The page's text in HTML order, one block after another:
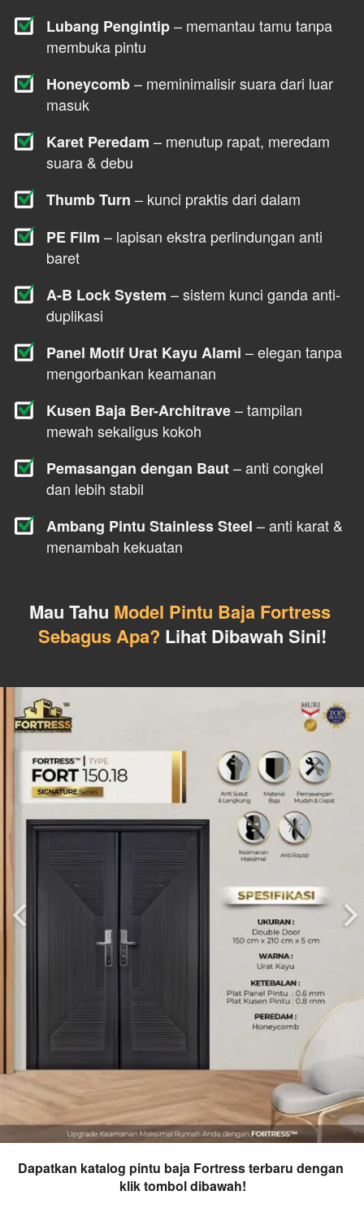
Lubang Pengintip – memantau tamu tanpa
membuka pintu
Honeycomb – meminimalisir suara dari luar
masuk
Karet Peredam – menutup rapat, meredam
suara & debu
Thumb Turn – kunci praktis dari dalam
PE Film – lapisan ekstra perlindungan anti
baret
A-B Lock System – sistem kunci ganda anti-
duplikasi
Panel Motif Urat Kayu Alami – elegan tanpa
mengorbankan keamanan
Kusen Baja Ber-Architrave – tampilan
mewah sekaligus kokoh
Pemasangan dengan Baut – anti congkel
dan lebih stabil
Ambang Pintu Stainless Steel – anti karat &
menambah kekuatan
Mau Tahu Model Pintu Baja Fortress
Sebagus Apa? Lihat Dibawah Sini!
Dapatkan katalog pintu baja Fortress terbaru dengan
klik tombol dibawah!